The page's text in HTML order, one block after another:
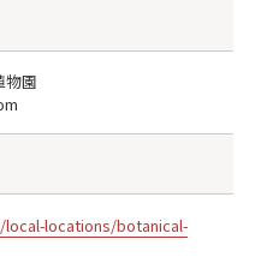
園
locations/botanical-